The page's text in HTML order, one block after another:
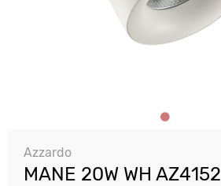
Azzardo
MANE 20W WH AZ4152